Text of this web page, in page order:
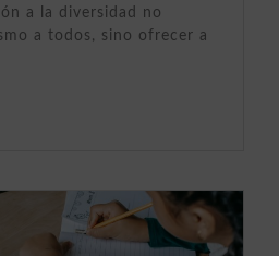
a la diversidad no
a todos, sino ofrecer a